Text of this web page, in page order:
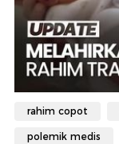
rahim copot
polemik medis